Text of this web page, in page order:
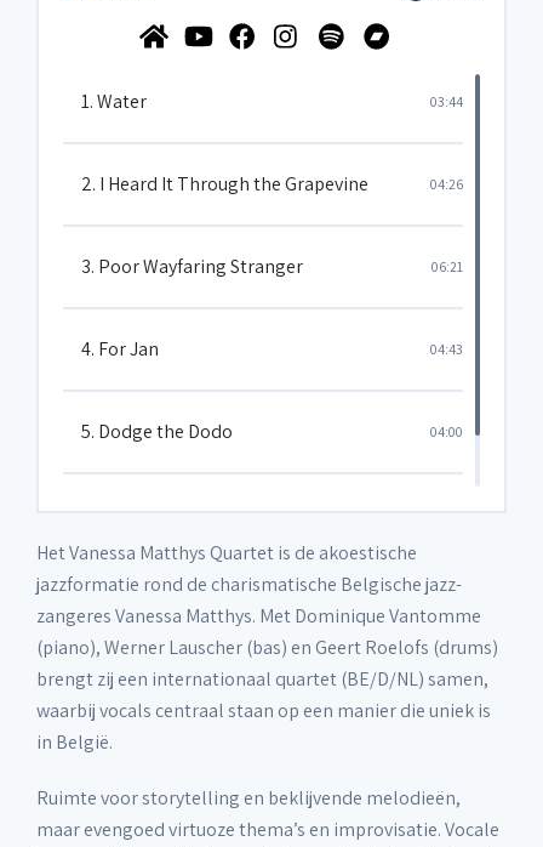
1. Water 03:44
2. I Heard It Through the Grapevine 04:26
3. Poor Wayfaring Stranger 06:21
4. For Jan 04:43
5. Dodge the Dodo 04:00
6. Practical Arrangement 05:37
Het Vanessa Matthys Quartet is de akoestische
jazzformatie rond de charismatische Belgische jazz-
zangeres Vanessa Matthys. Met Dominique Vantomme
(piano), Werner Lauscher (bas) en Geert Roelofs (drums)
brengt zij een internationaal quartet (BE/D/NL) samen,
waarbij vocals centraal staan op een manier die uniek is
in België.
Ruimte voor storytelling en beklijvende melodieën,
maar evengoed virtuoze thema’s en improvisatie. Vocale